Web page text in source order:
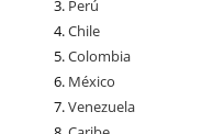
Perú
Chile
Colombia
México
Venezuela